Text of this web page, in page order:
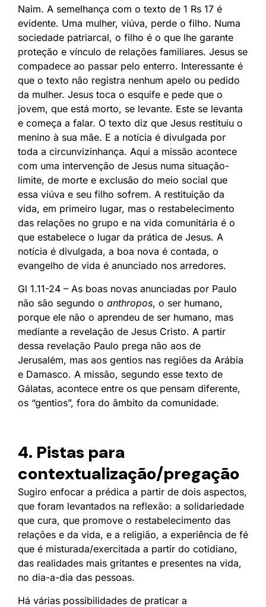
Naim. A semelhança com o texto de 1 Rs 17 é
evidente. Uma mulher, viúva, perde o filho. Numa
sociedade patriarcal, o filho é o que lhe garante
proteção e vínculo de relações familiares. Jesus se
compadece ao passar pelo enterro. Interessante é
que o texto não registra nenhum apelo ou pedido
da mulher. Jesus toca o esquife e pede que o
jovem, que está morto, se levante. Este se levanta
e começa a falar. O texto diz que Jesus restituiu o
menino à sua mãe. E a notícia é divulgada por
toda a circunvizinhança. Aqui a missão acontece
com uma intervenção de Jesus numa situação-
limite, de morte e exclusão do meio social que
essa viúva e seu filho sofrem. A restituição da
vida, em primeiro lugar, mas o restabelecimento
das relações no grupo e na vida comunitária é o
que estabelece o lugar da prática de Jesus. A
notícia é divulgada, a boa nova é contada, o
evangelho de vida é anunciado nos arredores.
Gl 1.11-24 – As boas novas anunciadas por Paulo
não são segundo o anthropos, o ser humano,
porque ele não o aprendeu de ser humano, mas
mediante a revelação de Jesus Cristo. A partir
dessa revelação Paulo prega não aos de
Jerusalém, mas aos gentios nas regiões da Arábia
e Damasco. A missão, segundo esse texto de
Gálatas, acontece entre os que pensam diferente,
os “gentios”, fora do âmbito da comunidade.
4. Pistas para
contextualização/pregação
Sugiro enfocar a prédica a partir de dois aspectos,
que foram levantados na reflexão: a solidariedade
que cura, que promove o restabelecimento das
relações e da vida, e a religião, a experiência de fé
que é misturada/exercitada a partir do cotidiano,
das realidades mais gritantes e presentes na vida,
no dia-a-dia das pessoas.
Há várias possibilidades de praticar a